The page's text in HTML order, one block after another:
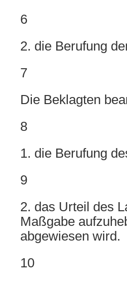
6
2. die Berufung
7
Die Beklagten
8
1. die Berufung
9
2. das Urteil des
Maßgabe
abgewiesen wird.
10